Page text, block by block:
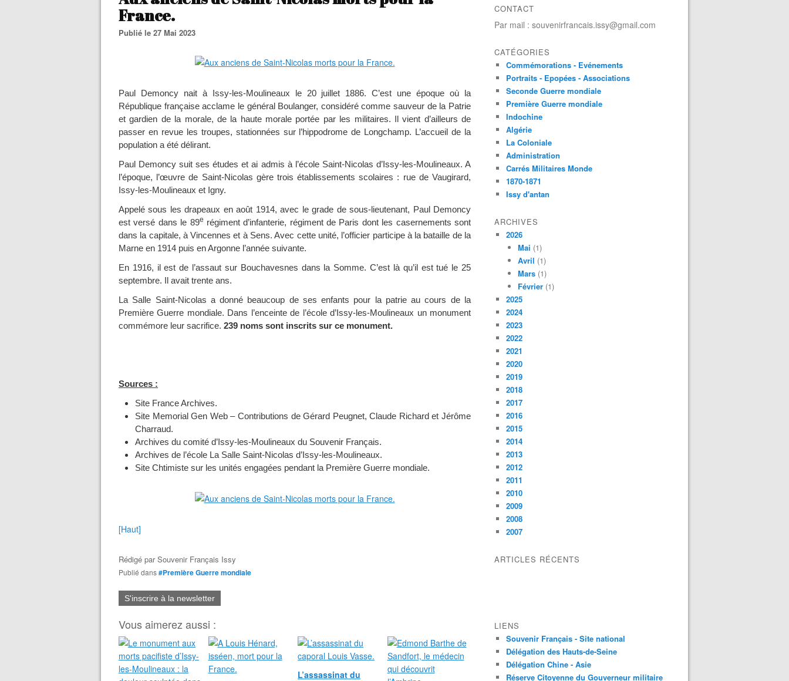
France.
Publié le 27 Mai 2023
Paul Demoncy nait à Issy-les-Moulineaux le 20 juillet 1886. C’est une époque où la
République française acclame le général Boulanger, considéré comme sauveur de la Patrie
et gardien de la morale, de la haute morale portée par les militaires. Il vient d’ailleurs de
passer en revue les troupes, stationnées sur l’hippodrome de Longchamp. L’accueil de la
population a été délirant.
Paul Demoncy suit ses études et ai admis à l’école Saint-Nicolas d’Issy-les-Moulineaux. A
l’époque, l’œuvre de Saint-Nicolas gère trois établissements scolaires : rue de Vaugirard,
Issy-les-Moulineaux et Igny.
Appelé sous les drapeaux en août 1914, avec le grade de sous-lieutenant, Paul Demoncy
est versé dans le 89e régiment d’infanterie, régiment de Paris dont les casernements sont
dans la capitale, à Vincennes et à Sens. Avec cette unité, l’officier participe à la bataille de la
Marne en 1914 puis en Argonne l’année suivante.
En 1916, il est de l’assaut sur Bouchavesnes dans la Somme. C’est là qu’il est tué le 25
septembre. Il avait trente ans.
La Salle Saint-Nicolas a donné beaucoup de ses enfants pour la patrie au cours de la
Première Guerre mondiale. Dans l’enceinte de l’école d’Issy-les-Moulineaux un monument
commémore leur sacrifice. 239 noms sont inscrits sur ce monument.
Sources :
Site France Archives.
Site Memorial Gen Web – Contributions de Gérard Peugnet, Claude Richard et Jérôme
Charraud.
Archives du comité d’Issy-les-Moulineaux du Souvenir Français.
Archives de l’école La Salle Saint-Nicolas d’Issy-les-Moulineaux.
Site Chtimiste sur les unités engagées pendant la Première Guerre mondiale.
[Haut]
Rédigé parSouvenir Français Issy
Publié dans#Première Guerre mondiale
S'inscrire à la newsletter
Vous aimerez aussi :
L’assassinat du
CONTACT
Par mail : souvenirfrancais.issy@gmail.com
CATÉGORIES
Commémorations - Evénements
Portraits - Epopées - Associations
Seconde Guerre mondiale
Première Guerre mondiale
Indochine
Algérie
La Coloniale
Administration
Carrés Militaires Monde
1870-1871
Issy d'antan
ARCHIVES
2026
Mai (1)
Avril (1)
Mars (1)
Février (1)
2025
2024
2023
2022
2021
2020
2019
2018
2017
2016
2015
2014
2013
2012
2011
2010
2009
2008
2007
ARTICLES RÉCENTS
LIENS
Souvenir Français - Site national
Délégation des Hauts-de-Seine
Délégation Chine - Asie
Réserve Citoyenne du Gouverneur militaire